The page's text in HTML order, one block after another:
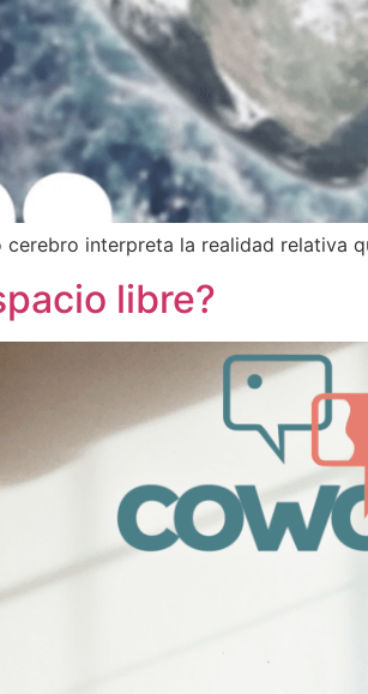
cerebro interpreta la realidad relativa
libre?